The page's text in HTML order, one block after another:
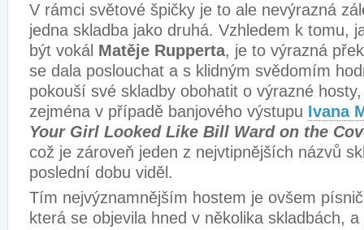
V rámci světové špičky je to ale nevýrazná
jedna skladba jako druhá. Vzhledem k tomu,
být vokál Matěje Rupperta, je to výrazná
se dala poslouchat a s klidným svědomím
pokouší své skladby obohatit o výrazné
zejména v případě banjového výstupu Ivana
Your Girl Looked Like Bill Ward on the
což je zároveň jeden z nejvtipnějších názvů
poslední dobu viděl.
Tím nejvýznamnějším hostem je ovšem
která se objevila hned v několika skladbách,